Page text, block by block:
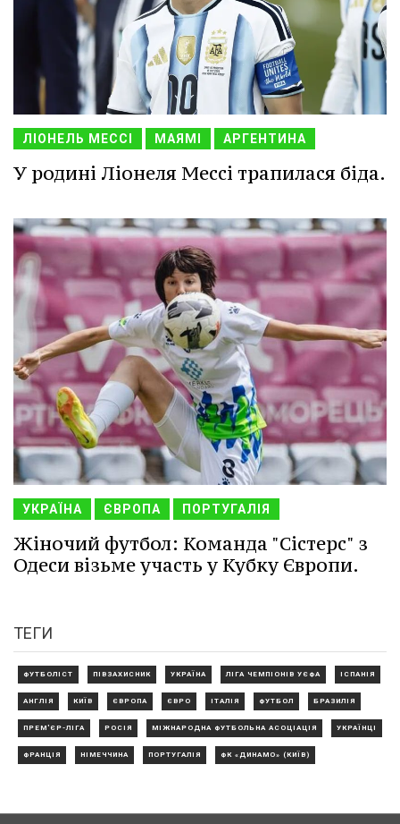
ЛІОНЕЛЬ МЕССІ МАЯМІ АРГЕНТИНА
У родині Ліонеля Мессі трапилася біда.
УКРАЇНА ЄВРОПА ПОРТУГАЛІЯ
Жіночий футбол: Команда "Сістерс" з
Одеси візьме участь у Кубку Європи.
ТЕГИ
ФУТБОЛІСТ ПІВЗАХИСНИК УКРАЇНА ЛІГА ЧЕМПІОНІВ УЄФА ІСПАНІЯ
АНГЛІЯ КИЇВ ЄВРОПА ЄВРО ІТАЛІЯ ФУТБОЛ БРАЗИЛІЯ
ПРЕМ'ЄР-ЛІГА РОСІЯ МІЖНАРОДНА ФУТБОЛЬНА АСОЦІАЦІЯ УКРАЇНЦІ
ФРАНЦІЯ НІМЕЧЧИНА ПОРТУГАЛІЯ ФК «ДИНАМО» (КИЇВ)